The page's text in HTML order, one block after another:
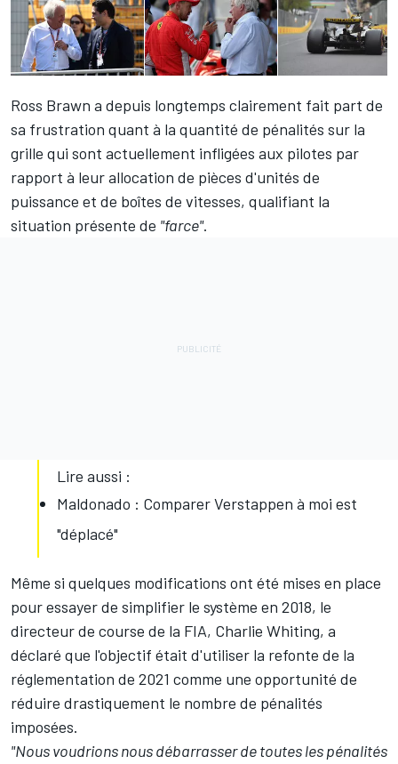
Ross Brawn a depuis longtemps clairement fait part de
sa frustration quant à la quantité de pénalités sur la
grille qui sont actuellement infligées aux pilotes par
rapport à leur allocation de pièces d'unités de
puissance et de boîtes de vitesses, qualifiant la
situation présente de "farce".
Lire aussi :
Maldonado : Comparer Verstappen à moi est
"déplacé"
Même si quelques modifications ont été mises en place
pour essayer de simplifier le système en 2018, le
directeur de course de la FIA, Charlie Whiting, a
déclaré que l'objectif était d'utiliser la refonte de la
réglementation de 2021 comme une opportunité de
réduire drastiquement le nombre de pénalités
imposées.
"Nous voudrions nous débarrasser de toutes les pénalités